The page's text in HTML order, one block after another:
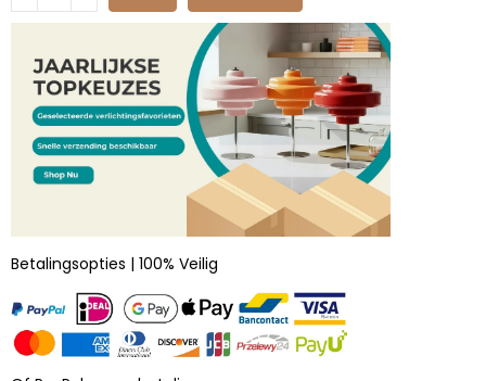
Betalingsopties | 100% Veilig